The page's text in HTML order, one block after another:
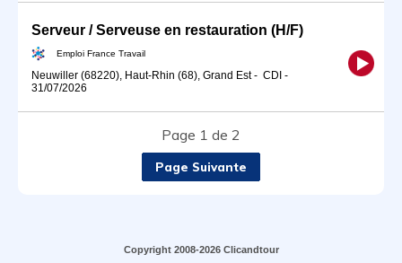
Serveur / Serveuse en restauration (H/F)
Emploi France Travail
Neuwiller (68220), Haut-Rhin (68), Grand Est- CDI -
31/07/2026
Page 1 de 2
Page Suivante
Copyright 2008-2026 Clicandtour